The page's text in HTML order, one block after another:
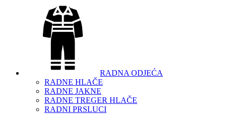
RADNA ODJEĆA
RADNE HLAČE
RADNE JAKNE
RADNE TREGER HLAČE
RADNI PRSLUCI